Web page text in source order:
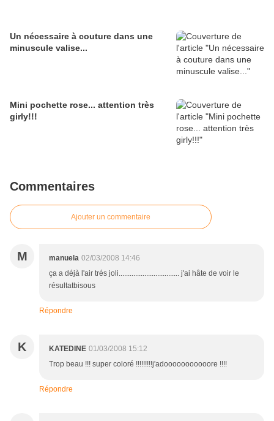
Un nécessaire à couture dans une
minuscule valise...
Mini pochette rose... attention très
girly!!!
Commentaires
Ajouter un commentaire
M manuela 02/03/2008 14:46
ça a déjà l'air trés joli................................. j'ai hâte de voir le
résultatbisous
Répondre
K KATEDINE 01/03/2008 15:12
Trop beau !!! super coloré !!!!!!!!!j'adooooooooooore !!!!
Répondre